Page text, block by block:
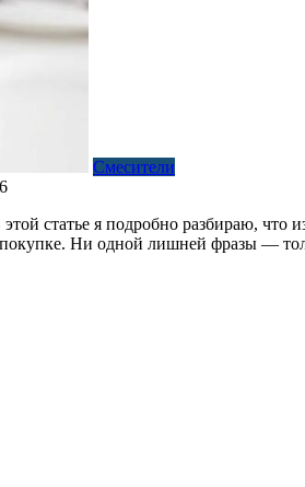
Смесители
статье я подробно разбираю, что
Ни одной лишней фразы —